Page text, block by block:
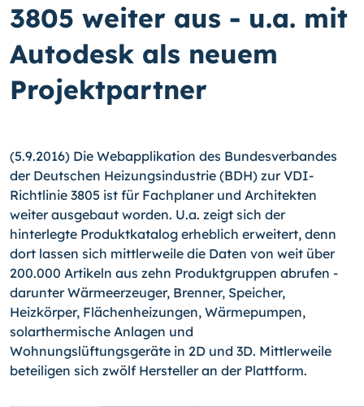
3805 weiter aus - u.a. mit
Autodesk als neuem
Projektpartner
(5.9.2016) Die Webapplikation des Bundesverbandes
der Deutschen Heizungsindustrie (BDH) zur VDI-
Richtlinie 3805 ist für Fachplaner und Architekten
weiter ausgebaut worden. U.a. zeigt sich der
hinterlegte Produktkatalog erheblich erweitert, denn
dort lassen sich mittlerweile die Daten von weit über
200.000 Artikeln aus zehn Produkt­gruppen abrufen -
darunter Wärmeerzeuger, Brenner, Speicher,
Heizkörper, Flächen­heizungen, Wärmepumpen,
solarthermische Anlagen und
Wohnungslüftungsgeräte in 2D und 3D. Mittlerweile
beteiligen sich zwölf Hersteller an der Plattform.